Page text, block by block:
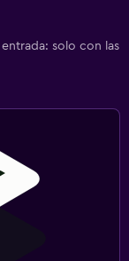
solo con las